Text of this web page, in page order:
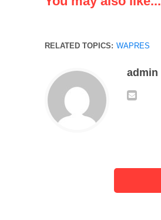
RELATED TOPICS: WAPRES
admin